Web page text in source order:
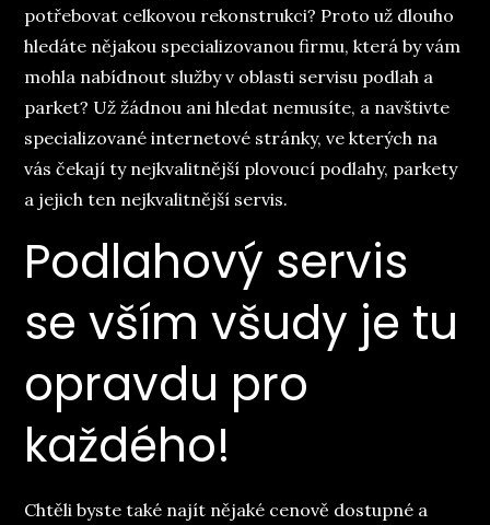
potřebovat celkovou rekonstrukci? Proto už dlouho
hledáte nějakou specializovanou firmu, která by vám
mohla nabídnout služby v oblasti servisu podlah a
parket? Už žádnou ani hledat nemusíte, a navštivte
specializované internetové stránky, ve kterých na
vás čekají ty nejkvalitnější plovoucí podlahy, parkety
a jejich ten nejkvalitnější servis.
Podlahový servis
se vším všudy je tu
opravdu pro
každého!
Chtěli byste také najít nějaké cenově dostupné a